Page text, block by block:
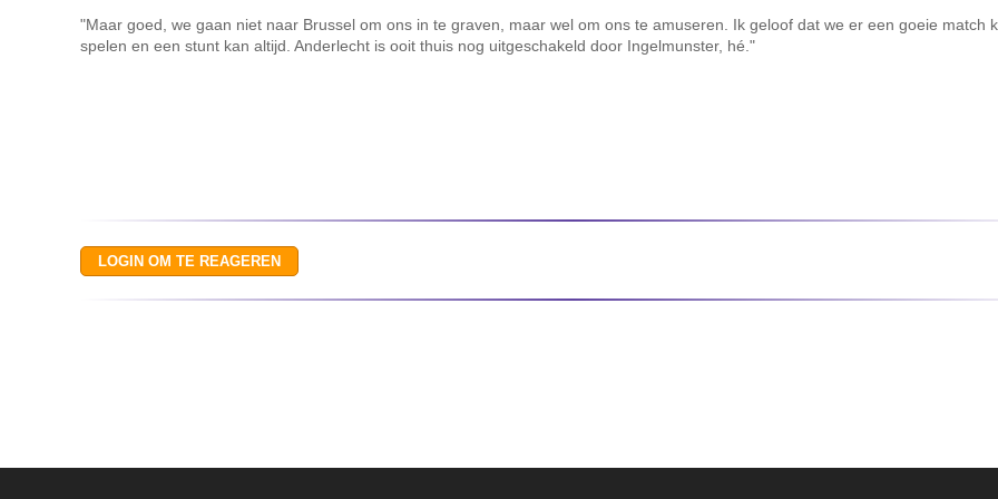
"Maar goed, we gaan niet naar Brussel om ons in te graven, maar wel om ons te amuseren. Ik geloof dat we er een goeie match
spelen en een stunt kan altijd. Anderlecht is ooit thuis nog uitgeschakeld door Ingelmunster, hé."